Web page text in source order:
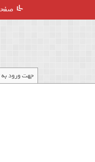
جهت ورود به